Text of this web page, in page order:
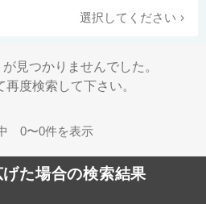
選択してください
見つかりませんでした。
度検索して下さい。
0〜0件を表示
た場合の検索結果